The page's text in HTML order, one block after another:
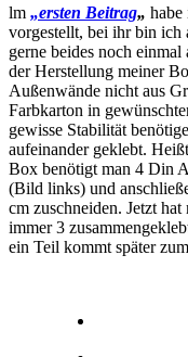
lm „ersten Beitrag„ habe
vorgestellt, bei ihr bin ich
gerne beides noch
der Herstellung meiner
Außenwände nicht aus
Farbkarton in
gewisse Stabilität
aufeinander geklebt.
Box benötigt man 4 Din
(Bild links) und
cm zuschneiden. Jetzt
immer 3
ein Teil kommt später